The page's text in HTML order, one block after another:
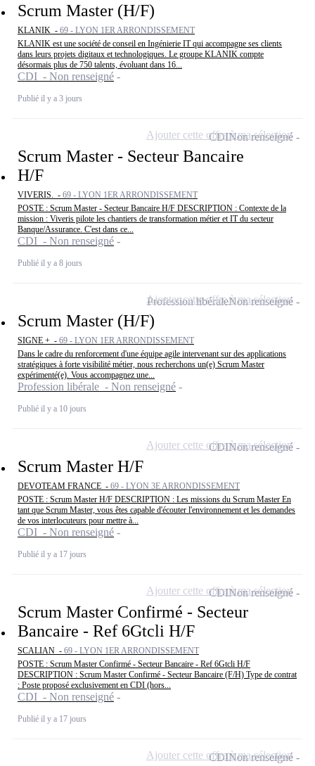
Scrum Master (H/F)
KLANIK - 69 - LYON 1ER ARRONDISSEMENT
KLANIK est une société de conseil en Ingénierie IT qui accompagne ses clients
dans leurs projets digitaux et technologiques. Le groupe KLANIK compte
désormais plus de 750 talents, évoluant dans 16...
CDI - Non renseigné
Publié il y a 3 jours
Scrum Master - Secteur Bancaire
H/F
VIVERIS. - 69 - LYON 1ER ARRONDISSEMENT
POSTE : Scrum Master - Secteur Bancaire H/F DESCRIPTION : Contexte de la
mission : Viveris pilote les chantiers de transformation métier et IT du secteur
Banque/Assurance. C'est dans ce...
CDI - Non renseigné
Publié il y a 8 jours
CDINon renseigné
Ajouter cette offre à ma sélection
Scrum Master (H/F)
SIGNE + - 69 - LYON 1ER ARRONDISSEMENT
Dans le cadre du renforcement d'une équipe agile intervenant sur des applications
stratégiques à forte visibilité métier, nous recherchons un(e) Scrum Master
expérimenté(e). Vous accompagnez une...
Profession libérale - Non renseigné
Publié il y a 10 jours
Profession libéraleNon renseigné
Ajouter cette offre à ma sélection
Scrum Master H/F
DEVOTEAM FRANCE - 69 - LYON 3E ARRONDISSEMENT
POSTE : Scrum Master H/F DESCRIPTION : Les missions du Scrum Master En
tant que Scrum Master, vous êtes capable d'écouter l'environnement et les demandes
de vos interlocuteurs pour mettre à...
CDI - Non renseigné
Publié il y a 17 jours
CDINon renseigné
Ajouter cette offre à ma sélection
Scrum Master Confirmé - Secteur
Bancaire - Ref 6Gtcli H/F
SCALIAN - 69 - LYON 1ER ARRONDISSEMENT
POSTE : Scrum Master Confirmé - Secteur Bancaire - Ref 6Gtcli H/F
DESCRIPTION : Scrum Master Confirmé - Secteur Bancaire (F/H) Type de contrat
: Poste proposé exclusivement en CDI (hors...
CDI - Non renseigné
Publié il y a 17 jours
CDINon renseigné
Ajouter cette offre à ma sélection
CDINon renseigné
Ajouter cette offre à ma sélection